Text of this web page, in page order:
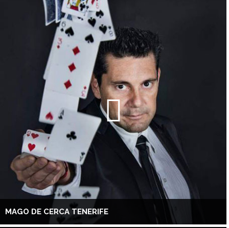
MAGO DE CERCA TENERIFE